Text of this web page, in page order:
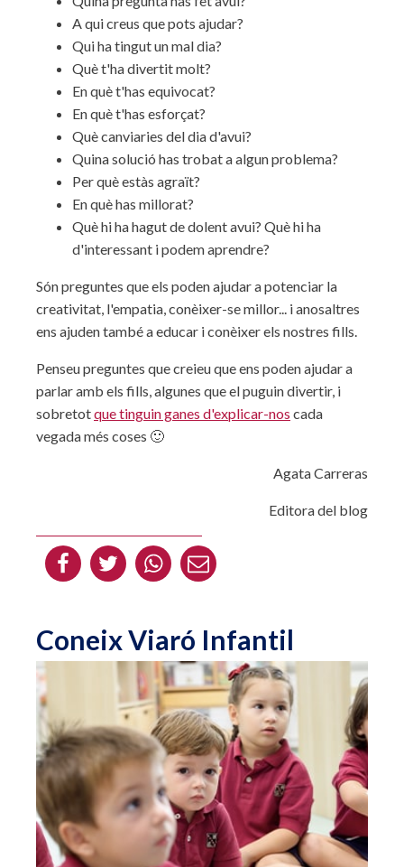
A qui creus que pots ajudar?
Qui ha tingut un mal dia?
Què t'ha divertit molt?
En què t'has equivocat?
En què t'has esforçat?
Què canviaries del dia d'avui?
Quina solució has trobat a algun problema?
Per què estàs agraït?
En què has millorat?
Què hi ha hagut de dolent avui? Què hi ha
d'interessant i podem aprendre?
Són preguntes que els poden ajudar a potenciar la
creativitat, l'empatia, conèixer-se millor... i anosaltres
ens ajuden també a educar i conèixer els nostres fills.
Penseu preguntes que creieu que ens poden ajudar a
parlar amb els fills, algunes que el puguin divertir, i
sobretotque tinguin ganes d'explicar-nos cada
vegada més coses 🙂
Agata Carreras
Editora del blog
Coneix Viaró Infantil